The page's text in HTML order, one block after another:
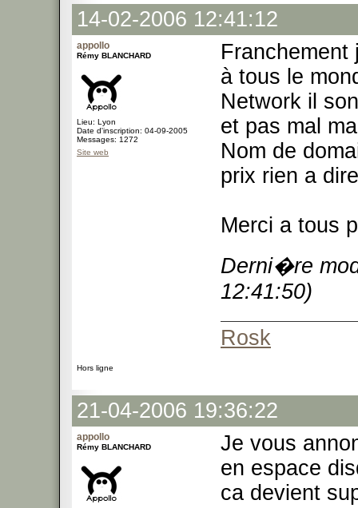
14-02-2006 12:41:12
appollo
Rémy BLANCHARD
Lieu: Lyon
Date d'inscription: 04-09-2005
Messages: 1272
Site web
à tous le
Network il
et pas mal
Nom de
prix rien a dire
Merci a tous
Derni�re
12:41:50)
Rosk
Hors ligne
21-04-2006 19:36:22
appollo
Rémy BLANCHARD
Je vous
en espace
ca devient